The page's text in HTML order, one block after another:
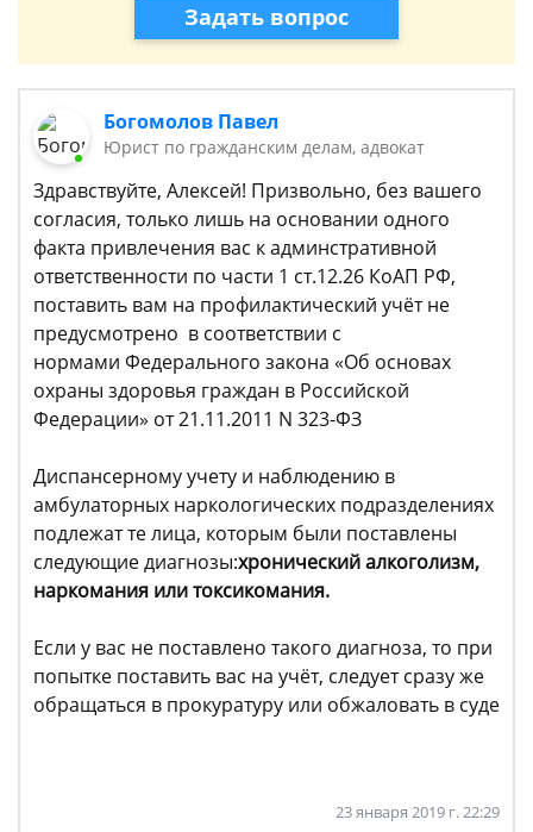
Задать вопрос
Богомолов Павел
Юрист по гражданским делам, адвокат
Здравствуйте, Алексей! Призвольно, без вашего
согласия, только лишь на основании одного
факта привлечения вас к админстративной
ответственности по части 1 ст.12.26 КоАП РФ,
поставить вам на профилактический учёт не
предусмотрено в соответствии с
нормами Федерального закона «Об основах
охраны здоровья граждан в Российской
Федерации» от 21.11.2011 N 323-ФЗ
Диспансерному учету и наблюдению в
амбулаторных наркологических подразделениях
подлежат те лица, которым были поставлены
следующие диагнозы:хронический алкоголизм,
наркомания или токсикомания.
Если у вас не поставлено такого диагноза, то при
попытке поставить вас на учёт, следует сразу же
обращаться в прокуратуру или обжаловать в суде
23 января 2019 г. 22:29